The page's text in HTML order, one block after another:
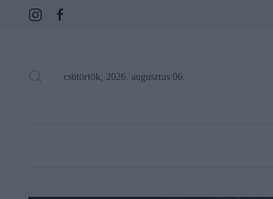
csütörtök, 2026. augusztus 06.